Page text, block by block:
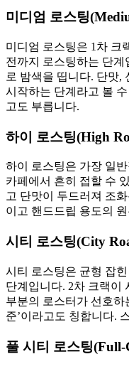
미디엄 로스팅
미디엄 로스팅은 1차 크
전까지 로스팅하는 단
로 밤색을 띱니다. 단맛,
시작하는 단계라고 볼
고도 부릅니다.
하이 로스팅(High
하이 로스팅은 가장 일
카페에서 흔히 접할 수
고 단맛이 두드러져 조
이고 핸드드립 용도의
시티 로스팅(City
시티 로스팅은 균형 잡
단계입니다. 2차 크랙이
부분의 로스터가 선호하
준’이라고도 칭합니다.
풀 시티 로스팅